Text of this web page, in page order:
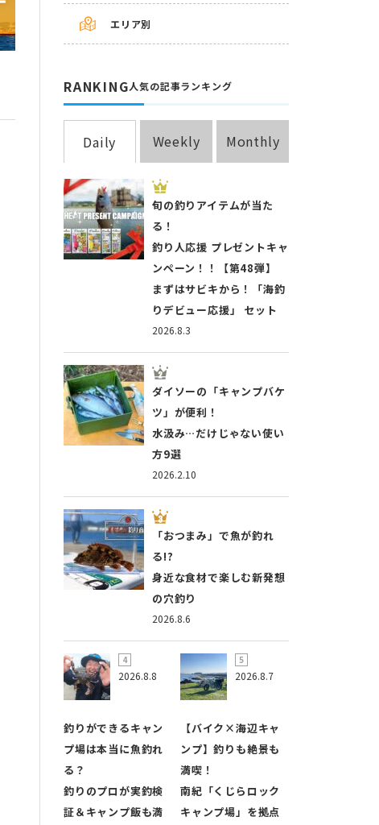
エリア別
RANKING人気の記事ランキング
Daily Weekly Monthly
2026.8.3
旬の釣りアイテムが当た
る！
釣り人応援 プレゼントキャ
ンペーン！！【第48弾】
まずはサビキから！「海釣
りデビュー応援」 セット
2026.2.10
ダイソーの「キャンプバケ
ツ」が便利！
水汲み…だけじゃない使い
方9選
2026.8.6
「おつまみ」で魚が釣れ
る!?
身近な食材で楽しむ新発想
の穴釣り
2026.8.8
釣りができるキャン
プ場は本当に魚釣れ
る？
釣りのプロが実釣検
証＆キャンプ飯も満
2026.8.7
【バイク×海辺キャ
ンプ】釣りも絶景も
満喫！
南紀「くじらロック
キャンプ場」を拠点